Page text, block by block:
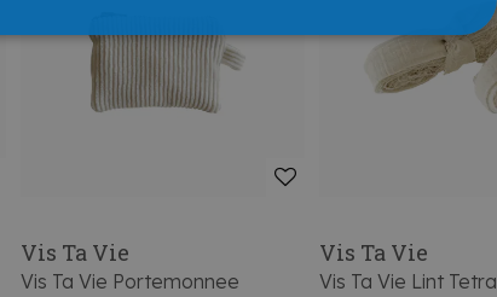
Vis Ta Vie
Vis Ta Vie Portemonnee
Vis Ta Vie
Vis Ta Vie Lint Tetra